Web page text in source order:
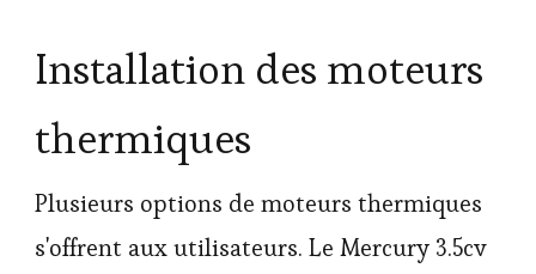
Installation des moteurs
thermiques
Plusieurs options de moteurs thermiques
s'offrent aux utilisateurs. Le Mercury 3.5cv